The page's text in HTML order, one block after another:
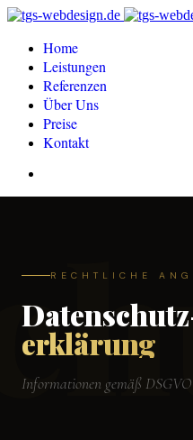
Home
Leistungen
Referenzen
Über Uns
Preise
Kontakt
RECHTLICHE
erklärung
Informationen gemäß